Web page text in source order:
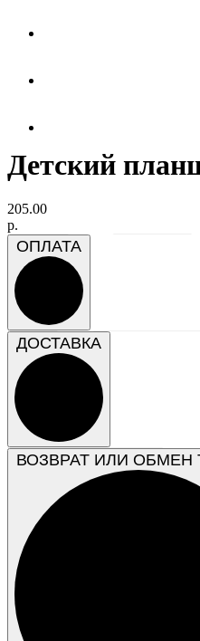
Детский
205.00
р.
ОПЛАТА
ДОСТАВКА
ВОЗВРАТ ИЛИ ОБМЕН